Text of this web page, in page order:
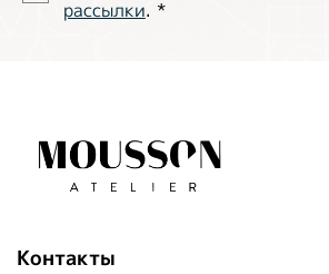
рассылки. *
Контакты